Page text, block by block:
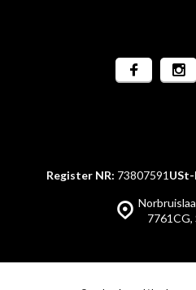
7761CG,
Register NR: 73807591